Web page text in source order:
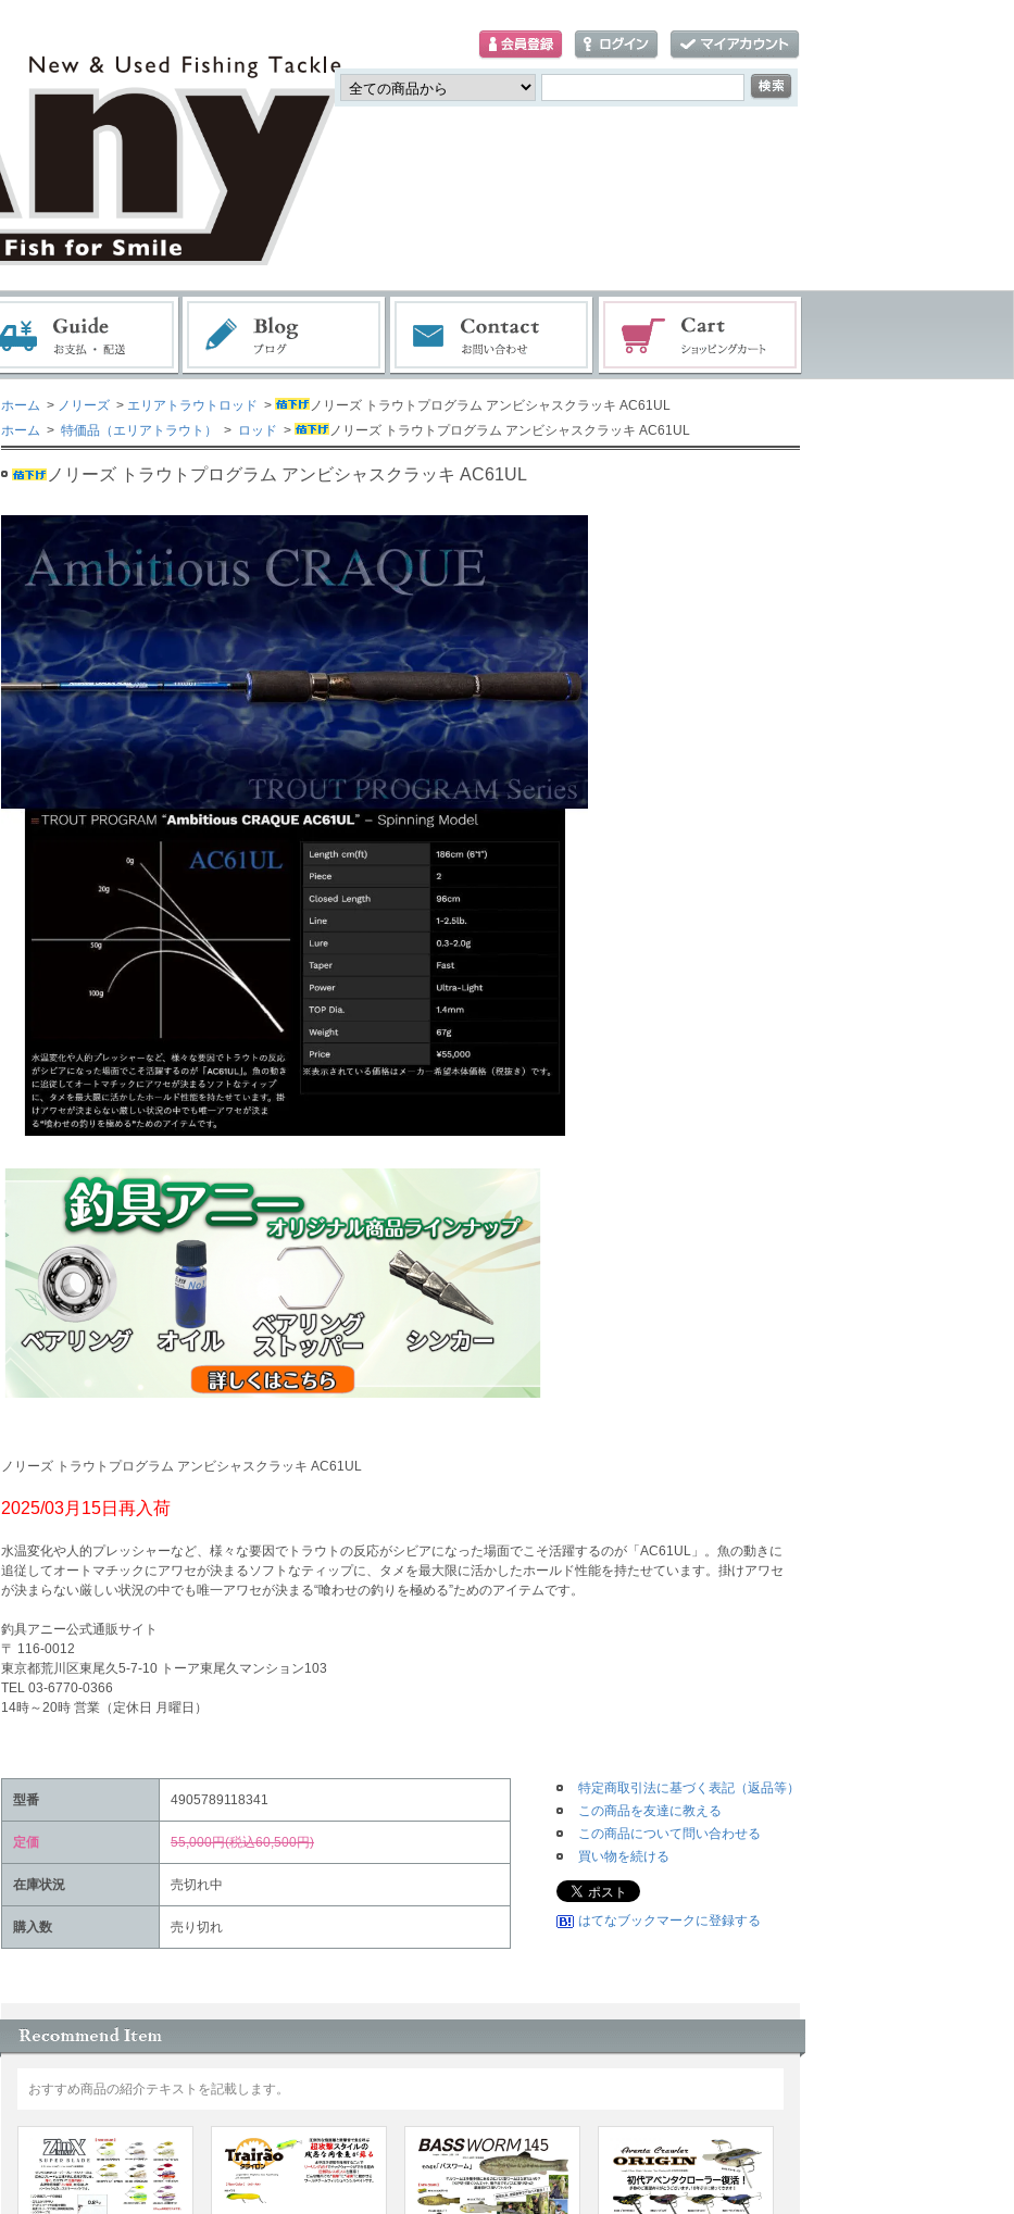
ホーム > ノリーズ > エリアトラウトロッド >
ノリーズ トラウトプログラム アンビシャスクラッキ AC61UL
ホーム > 特価品（エリアトラウト） > ロッド > ノリーズ トラウトプログラム アンビシャスクラッキ AC61UL
ノリーズ トラウトプログラム アンビシャスクラッキ AC61UL
ノリーズ トラウトプログラム アンビシャスクラッキ AC61UL
2025/03月15日再入荷
水温変化や人的プレッシャーなど、様々な要因でトラウトの反応がシビアになった場面でこそ活躍するのが「AC61UL」。魚の動きに
追従してオートマチックにアワセが決まるソフトなティップに、タメを最大限に活かしたホールド性能を持たせています。掛けアワセ
が決まらない厳しい状況の中でも唯一アワセが決まる“喰わせの釣りを極める”ためのアイテムです。
釣具アニー公式通販サイト
〒 116-0012
東京都荒川区東尾久5-7-10 トーア東尾久マンション103
TEL 03-6770-0366
14時～20時 営業（定休日 月曜日）
型番 4905789118341
定価 55,000円(税込60,500円)
在庫状況 売切れ中
購入数 売り切れ
特定商取引法に基づく表記（返品等）
この商品を友達に教える
この商品について問い合わせる
買い物を続ける
はてなブックマークに登録する
おすすめ商品の紹介テキストを記載します。